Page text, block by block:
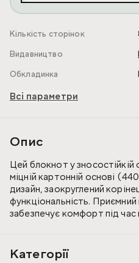
Кількість сторінок
Видавництво
Обкладинка
Всі параметри
Опис
Цей блокнот у зносостійкій
міцній картонній основі
дизайн, заокруглений
функціональність. Приємний
забезпечує комфорт під час
Категорії